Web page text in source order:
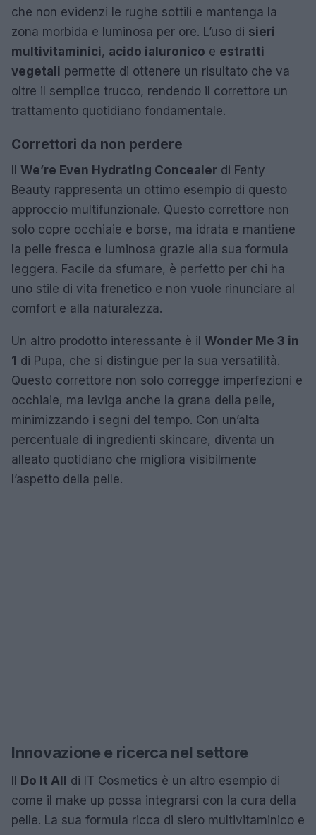
che non evidenzi le rughe sottili e mantenga la
zona morbida e luminosa per ore. L’uso di sieri
multivitaminici, acido ialuronico e estratti
vegetali permette di ottenere un risultato che va
oltre il semplice trucco, rendendo il correttore un
trattamento quotidiano fondamentale.
Correttori da non perdere
Il We’re Even Hydrating Concealer di Fenty
Beauty rappresenta un ottimo esempio di questo
approccio multifunzionale. Questo correttore non
solo copre occhiaie e borse, ma idrata e mantiene
la pelle fresca e luminosa grazie alla sua formula
leggera. Facile da sfumare, è perfetto per chi ha
uno stile di vita frenetico e non vuole rinunciare al
comfort e alla naturalezza.
Un altro prodotto interessante è il Wonder Me 3 in
1 di Pupa, che si distingue per la sua versatilità.
Questo correttore non solo corregge imperfezioni e
occhiaie, ma leviga anche la grana della pelle,
minimizzando i segni del tempo. Con un’alta
percentuale di ingredienti skincare, diventa un
alleato quotidiano che migliora visibilmente
l’aspetto della pelle.
Innovazione e ricerca nel settore
Il Do It All di IT Cosmetics è un altro esempio di
come il make up possa integrarsi con la cura della
pelle. La sua formula ricca di siero multivitaminico e